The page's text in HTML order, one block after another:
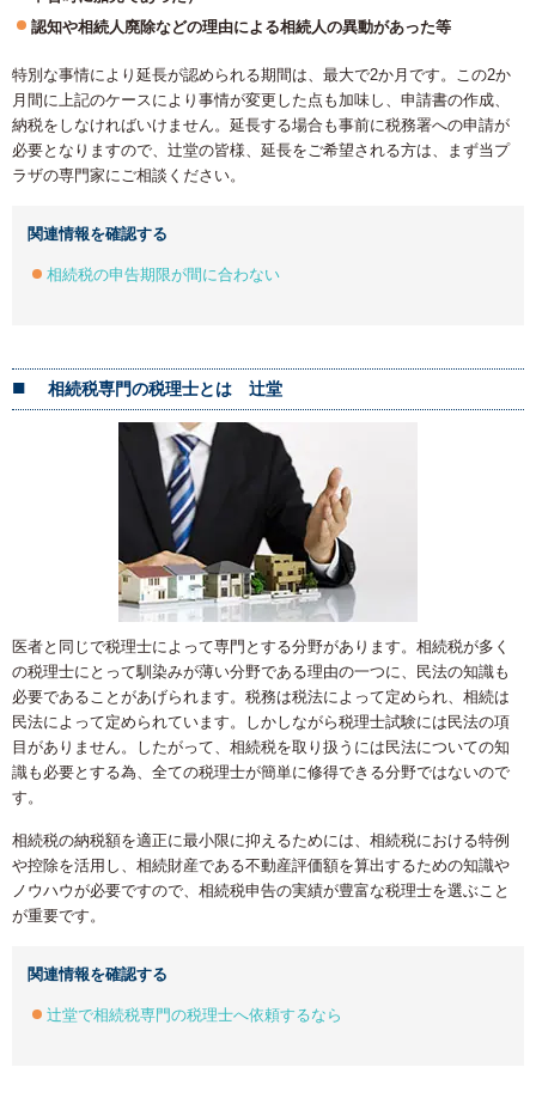
認知や相続人廃除などの理由による相続人の異動があった等
特別な事情により延長が認められる期間は、最大で2か月です。この2か
月間に上記のケースにより事情が変更した点も加味し、申請書の作成、
納税をしなければいけません。延長する場合も事前に税務署への申請が
必要となりますので、辻堂の皆様、延長をご希望される方は、まず当プ
ラザの専門家にご相談ください。
関連情報を確認する
相続税の申告期限が間に合わない
相続税専門の税理士とは 辻堂
医者と同じで税理士によって専門とする分野があります。相続税が多く
の税理士にとって馴染みが薄い分野である理由の一つに、民法の知識も
必要であることがあげられます。税務は税法によって定められ、相続は
民法によって定められています。しかしながら税理士試験には民法の項
目がありません。したがって、相続税を取り扱うには民法についての知
識も必要とする為、全ての税理士が簡単に修得できる分野ではないので
す。
相続税の納税額を適正に最小限に抑えるためには、相続税における特例
や控除を活用し、相続財産である不動産評価額を算出するための知識や
ノウハウが必要ですので、相続税申告の実績が豊富な税理士を選ぶこと
が重要です。
関連情報を確認する
辻堂で相続税専門の税理士へ依頼するなら